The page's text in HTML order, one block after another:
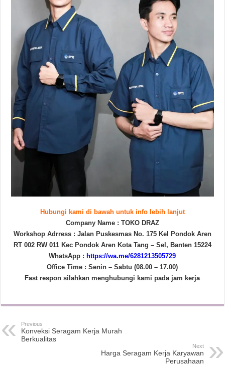
Hubungi kami di bawah untuk info lebih lanjut
Company Name : TOKO DRAZ
Workshop Adrress : Jalan Puskesmas No. 175 Kel Pondok Aren
RT 002 RW 011 Kec Pondok Aren Kota Tang – Sel, Banten 15224
WhatsApp : https://wa.me/6281213505729
Office Time : Senin – Sabtu (08.00 – 17.00)
Fast respon silahkan menghubungi kami pada jam kerja
Previous
Konveksi Seragam Kerja Murah
Berkualitas
Next
Harga Seragam Kerja Karyawan
Perusahaan